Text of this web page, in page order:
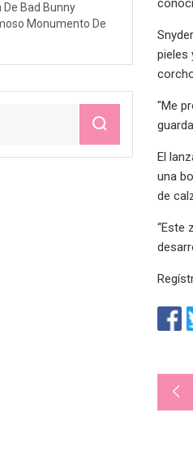
Bad Bunny
Monumento De
pieles
"Me
El
una
de
“Este